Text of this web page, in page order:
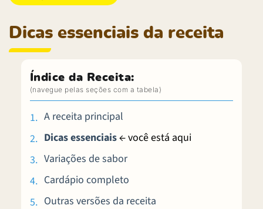
Dicas essenciais da receita
Índice da Receita:
A receita principal
Dicas essenciais← você está aqui
Variações de sabor
Cardápio completo
Outras versões da receita